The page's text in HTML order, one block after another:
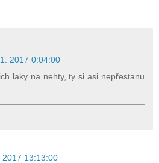
2017 0:04:00
laky na nehty, ty si asi nepřestanu
2017 13:13:00